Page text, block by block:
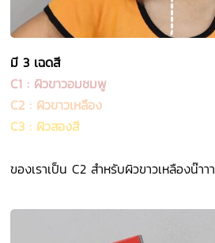
มี 3 เฉดสี
C1 : ผิวขาวอมชมพู
C2 : ผิวขาวเหลือง
C3 : ผิวสองสี
ของเราเป็น C2 สำหรับผิวขาวเหลืองน๊าาา